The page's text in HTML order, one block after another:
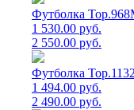
Футболка
1 530.00 руб.
2 550.00 руб.
Футболка
1 494.00 руб.
2 490.00 руб.